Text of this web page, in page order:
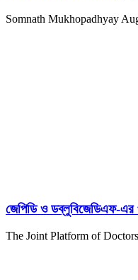
Somnath Mukhopadhyay
জেপিডি ও ডব্লুবিজেডিএফ-এর
The Joint Platform of